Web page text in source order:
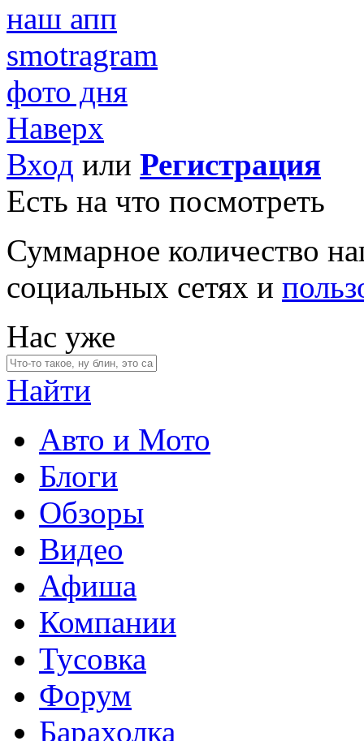
наш апп
smotragram
фото дня
Наверх
Вход или Регистрация
Есть на что посмотреть
Суммарное количество
социальных сетях и
Нас уже
Найти
Авто и Мото
Блоги
Обзоры
Видео
Афиша
Компании
Тусовка
Форум
Барахолка